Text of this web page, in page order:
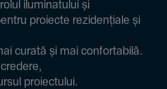
ilumi­na­tului și
proiecte rezi­den­țiale și
curată și mai confor­ta­bilă.
proiec­tului.